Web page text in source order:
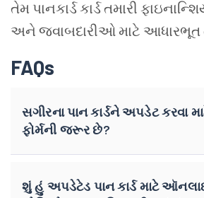
તેમ પાનકાર્ડ કાર્ડ તમારી
અને જવાબદારીઓ માટે આધારભૂત
FAQs
સગીરના પાન કાર્ડને અપડેટ કરવા
ફોર્મની જરૂર છે?
શું હું અપડેટેડ પાન કાર્ડ માટે